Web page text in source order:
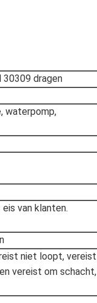
30309 dragen
waterpomp,
van klanten.
niet loopt, vereist
vereist om schacht,